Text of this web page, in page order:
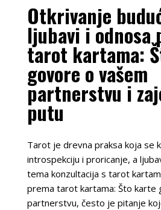
Otkrivanje
ljubavi i odnosa
tarot kartama:
govore o vašem
partnerstvu i
putu
Tarot je drevna praksa koja se
introspekciju i proricanje, a
tema konzultacija s tarot
prema tarot kartama: Što karte
partnerstvu, često je pitanje